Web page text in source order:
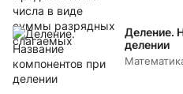
Деление.
делении